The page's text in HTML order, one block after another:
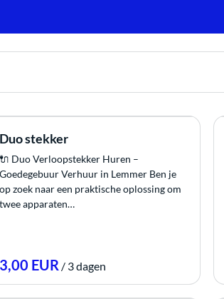
Duo stekker
🔌 Duo Verloopstekker Huren –
Goedegebuur Verhuur in Lemmer Ben je
op zoek naar een praktische oplossing om
twee apparaten…
/